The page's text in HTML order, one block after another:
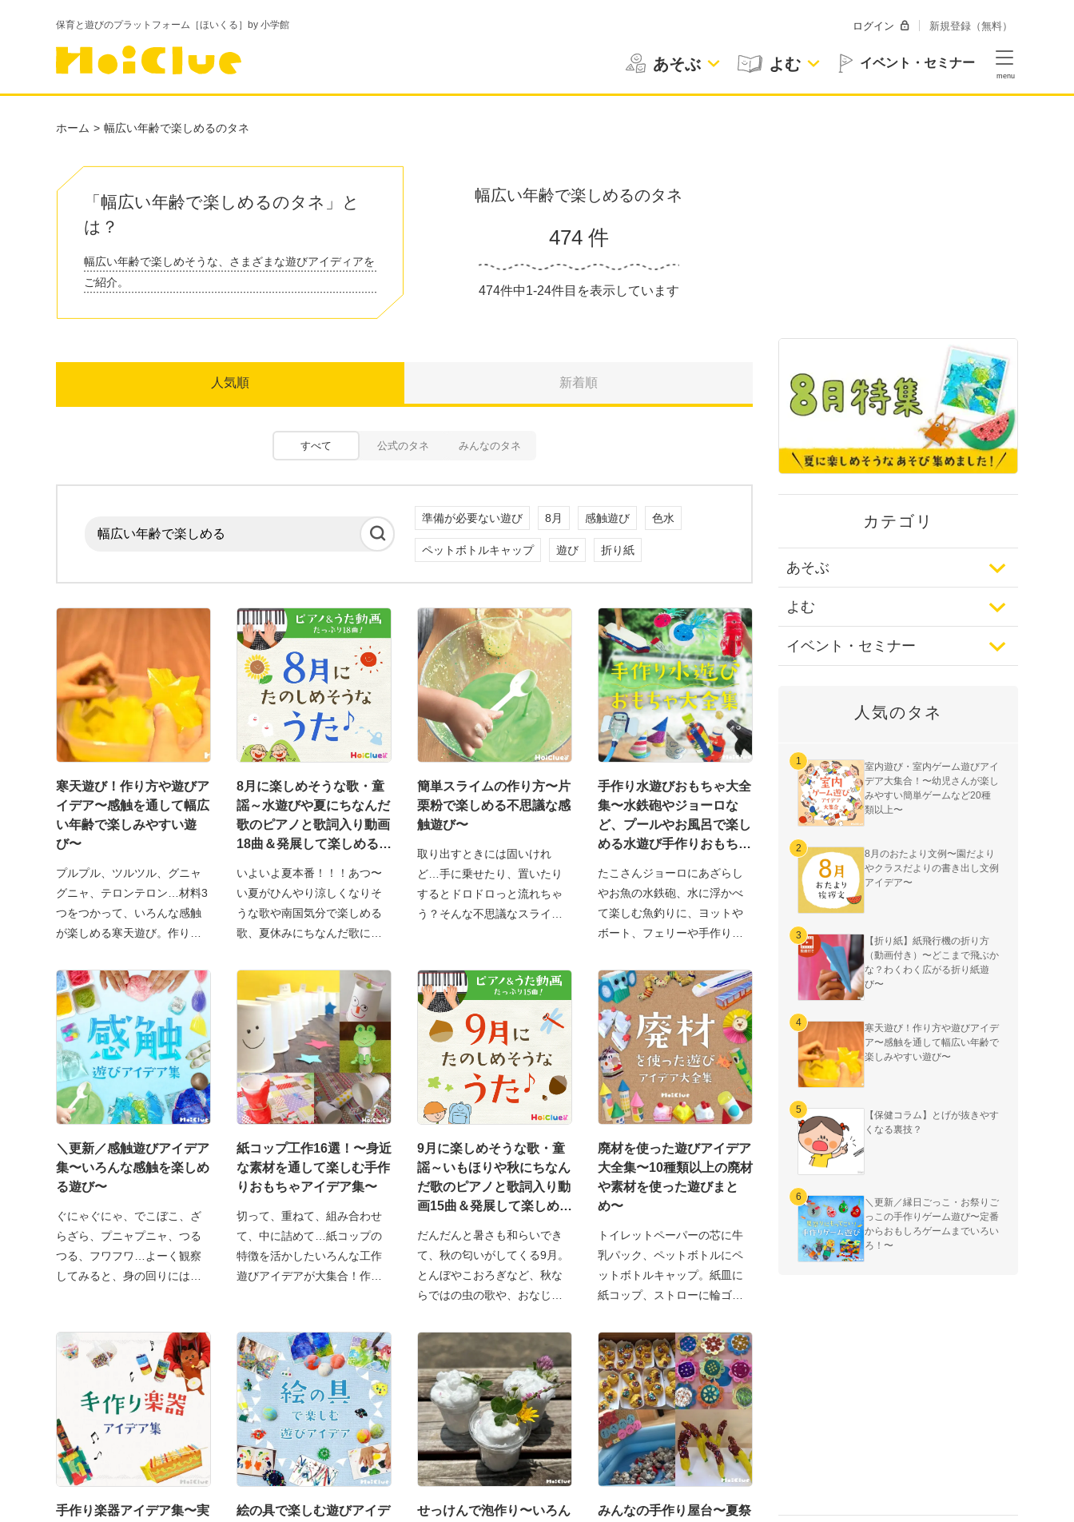
保育と遊びのプラットフォーム［ほいくる］by 小学館
あそぶ よむ イベント・セミナー
ログイン 新規登録（無料）
ホーム 幅広い年齢で楽しめるのタネ
「幅広い年齢で楽しめるのタネ」と
は？
幅広い年齢で楽しめそうな、さまざまな遊びアイディアを
ご紹介。
幅広い年齢で楽しめるのタネ
474 件
474件中1-24件目を表示しています
人気順 新着順
すべて 公式のタネ みんなのタネ
準備が必要ない遊び 8月 感触遊び 色水
ペットボトルキャップ 遊び 折り紙
寒天遊び！作り方や遊びア
イデア〜感触を通して幅広
い年齢で楽しみやすい遊
び〜
プルプル、ツルツル、グニャ
グニャ、テロンテロン…材料3
つをつかって、いろんな感触
が楽しめる寒天遊び。作り方
8月に楽しめそうな歌・童
謡～水遊びや夏にちなんだ
歌のピアノと歌詞入り動画
18曲＆発展して楽しめる遊
いよいよ夏本番！！！あつ〜
い夏がひんやり涼しくなりそ
うな歌や南国気分で楽しめる
歌、夏休みにちなんだ歌に真
簡単スライムの作り方〜片
栗粉で楽しめる不思議な感
触遊び〜
取り出すときには固いけれ
ど…手に乗せたり、置いたり
するとドロドロっと流れちゃ
う？そんな不思議なスライム
手作り水遊びおもちゃ大全
集〜水鉄砲やジョーロな
ど、プールやお風呂で楽し
める水遊び手作りおもち
たこさんジョーロにあざらし
やお魚の水鉄砲、水に浮かべ
て楽しむ魚釣りに、ヨットや
ボート、フェリーや手作り船
＼更新／感触遊びアイデア
集〜いろんな感触を楽しめ
る遊び〜
ぐにゃぐにゃ、でこぼこ、ざ
らざら、プニャプニャ、つる
つる、フワフワ…よーく観察
してみると、身の回りにはい
紙コップ工作16選！〜身近
な素材を通して楽しむ手作
りおもちゃアイデア集〜
切って、重ねて、組み合わせ
て、中に詰めて…紙コップの
特徴を活かしたいろんな工作
遊びアイデアが大集合！作っ
9月に楽しめそうな歌・童
謡～いもほりや秋にちなん
だ歌のピアノと歌詞入り動
画15曲＆発展して楽しめる
だんだんと暑さも和らいでき
て、秋の匂いがしてくる9月。
とんぼやこおろぎなど、秋な
らではの虫の歌や、おなじ
廃材を使った遊びアイデア
大全集〜10種類以上の廃材
や素材を使った遊びまと
め〜
トイレットペーパーの芯に牛
乳パック、ペットボトルにペ
ットボトルキャップ。紙皿に
紙コップ、ストローに輪ゴム
手作り楽器アイデア集〜実
絵の具で楽しむ遊びアイデ
せっけんで泡作り〜いろん
みんなの手作り屋台〜夏祭
カテゴリ
あそぶ
よむ
イベント・セミナー
人気のタネ
室内遊び・室内ゲーム遊びアイ
デア大集合！〜幼児さんが楽し
みやすい簡単ゲームなど20種
類以上〜
8月のおたより文例〜園だより
やクラスだよりの書き出し文例
アイデア〜
【折り紙】紙飛行機の折り方
（動画付き）〜どこまで飛ぶか
な？わくわく広がる折り紙遊
び〜
寒天遊び！作り方や遊びアイデ
ア〜感触を通して幅広い年齢で
楽しみやすい遊び〜
【保健コラム】とげが抜きやす
くなる裏技？
＼更新／縁日ごっこ・お祭りご
っこの手作りゲーム遊び〜定番
からおもしろゲームまでいろい
ろ！〜